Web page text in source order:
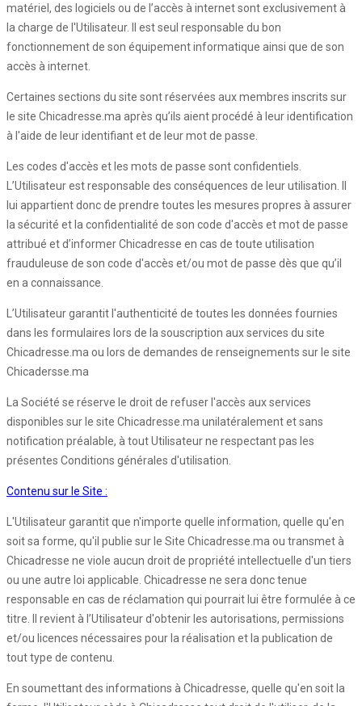
matériel, des logiciels ou de l’accès à internet sont exclusivement à
la charge de l'Utilisateur. Il est seul responsable du bon
fonctionnement de son équipement informatique ainsi que de son
accès à internet.
Certaines sections du site sont réservées aux membres inscrits sur
le site Chicadresse.ma après qu’ils aient procédé à leur identification
à l'aide de leur identifiant et de leur mot de passe.
Les codes d'accès et les mots de passe sont confidentiels.
L’Utilisateur est responsable des conséquences de leur utilisation. Il
lui appartient donc de prendre toutes les mesures propres à assurer
la sécurité et la confidentialité de son code d'accès et mot de passe
attribué et d’informer Chicadresse en cas de toute utilisation
frauduleuse de son code d'accès et/ou mot de passe dès que qu’il
en a connaissance.
L’Utilisateur garantit l'authenticité de toutes les données fournies
dans les formulaires lors de la souscription aux services du site
Chicadresse.ma ou lors de demandes de renseignements sur le site
Chicadersse.ma
La Société se réserve le droit de refuser l'accès aux services
disponibles sur le site Chicadresse.ma unilatéralement et sans
notification préalable, à tout Utilisateur ne respectant pas les
présentes Conditions générales d'utilisation.
Contenu sur le Site :
L'Utilisateur garantit que n'importe quelle information, quelle qu'en
soit sa forme, qu'il publie sur le Site Chicadresse.ma ou transmet à
Chicadresse ne viole aucun droit de propriété intellectuelle d'un tiers
ou une autre loi applicable. Chicadresse ne sera donc tenue
responsable en cas de réclamation qui pourrait lui être formulée à ce
titre. Il revient à l’Utilisateur d'obtenir les autorisations, permissions
et/ou licences nécessaires pour la réalisation et la publication de
tout type de contenu.
En soumettant des informations à Chicadresse, quelle qu'en soit la